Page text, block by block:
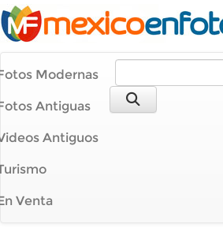
Modernas
Antiguas
Antiguos
Venta